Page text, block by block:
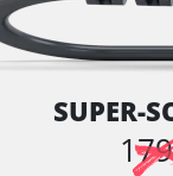
SUPER-